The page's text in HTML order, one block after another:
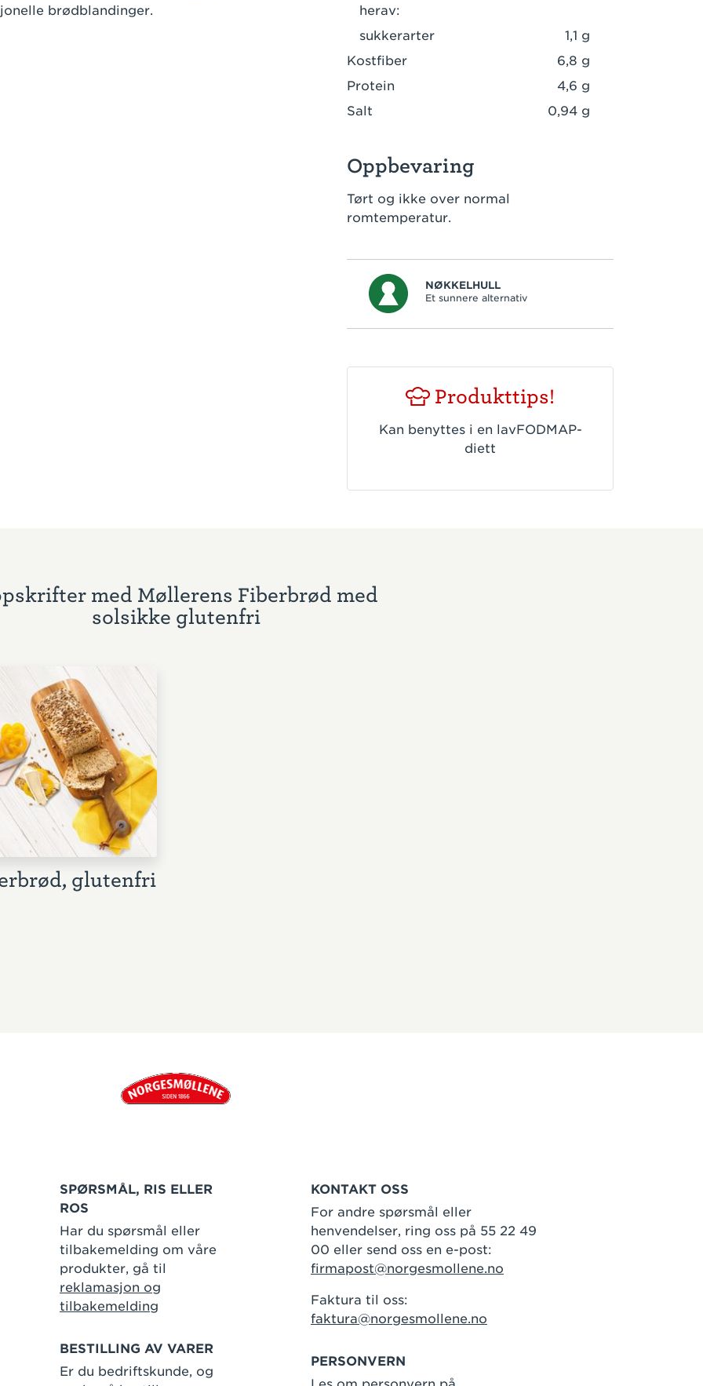
brødblandinger.
herav:
sukkerarter
1,1 g
Kostfiber
6,8 g
Protein
4,6 g
Salt
0,94 g
Oppbevaring
Tørt og ikke over normal
romtemperatur.
NØKKELHULL
Et sunnere alternativ
Produkttips!
Kan benyttes i en lavFODMAP-
diett
med Møllerens Fiberbrød med
solsikke glutenfri
glutenfri
SPØRSMÅL, RIS ELLER
ROS
Har du spørsmål eller
tilbakemelding om våre
produkter, gå til
reklamasjon og
tilbakemelding
BESTILLING AV VARER
Er du bedriftskunde, og
KONTAKT OSS
For andre spørsmål eller
henvendelser, ring oss på 55 22 49
00 eller send oss en e-post:
firmapost@norgesmollene.no
Faktura til oss:
faktura@norgesmollene.no
PERSONVERN